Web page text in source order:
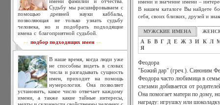
Судьбу мы расшифровываем с
помощью древней науки каббалы,
позволяющая не только узнать судьбу
человека, но и подобрать подходящие
имена с благоприятной судьбой.
>> подбор подходящих имен <<
В наше время, когда люди уже
не способны видеть в словах
числа и разгадывать сущность
имен, приходит на помощь
нумерология. Она позволяет
установить, какое число отвечает каждому
имени, а также какие тайные интересы,
имени и значение имени –
В нашем каталоге Вы найдете
себя, своих близких, друзей и
МУЖСКИЕ ИМЕНА
А Б В Г Д Е Ж З И К Л
Я
Феодора
"Божий дар" (греч.). Синоним
Феодора часто любимица в
слезами добивается от
Она помогает матери по дому,
награду: игрушку или